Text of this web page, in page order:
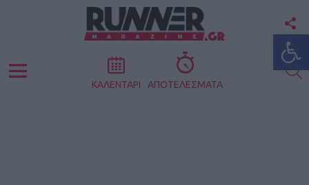
Menu ΚΑΛΕΝΤΑΡΙ ΑΠΟΤΕΛΕΣΜΑΤΑ